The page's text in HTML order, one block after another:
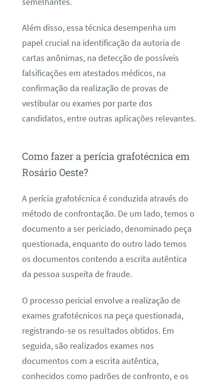
Além disso, essa técnica desempenha um
papel crucial na identificação da autoria de
cartas anônimas, na detecção de possíveis
falsificações em atestados médicos, na
confirmação da realização de provas de
vestibular ou exames por parte dos
candidatos, entre outras aplicações relevantes.
Como fazer a perícia grafotécnica em
Rosário Oeste?
A perícia grafotécnica é conduzida através do
método de confrontação. De um lado, temos o
documento a ser periciado, denominado peça
questionada, enquanto do outro lado temos
os documentos contendo a escrita autêntica
da pessoa suspeita de fraude.
O processo pericial envolve a realização de
exames grafotécnicos na peça questionada,
registrando-se os resultados obtidos. Em
seguida, são realizados exames nos
documentos com a escrita autêntica,
conhecidos como padrões de confronto, e os